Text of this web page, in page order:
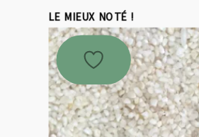
LE MIEUX NOTÉ !